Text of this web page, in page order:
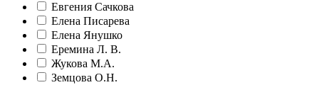
Евгения Сачкова
Елена Писарева
Елена Янушко
Еремина Л. В.
Жукова М.А.
Земцова О.Н.